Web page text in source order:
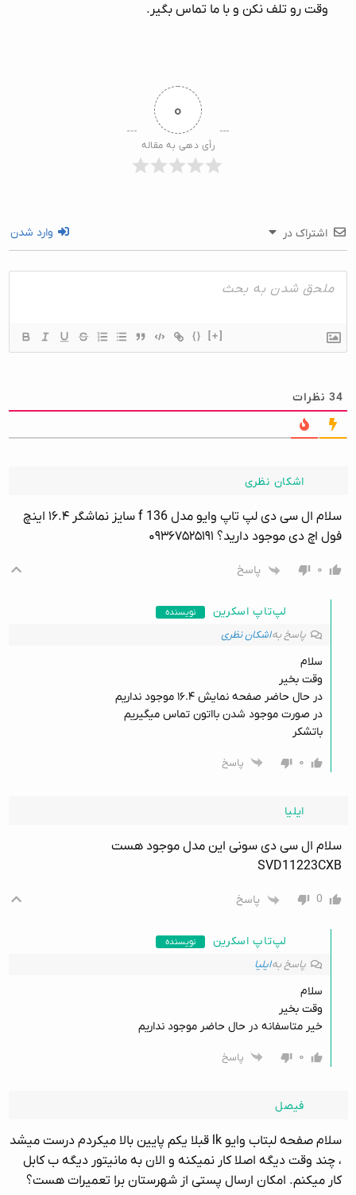
وقت رو تلف نکن و با ما تماس بگیر.
۰
رأی دهی به مقاله
اشتراک در وارد شدن
{} [+]
34 نظرات
اشکان نظری
سلام ال سی دی لپ تاپ وایو مدل f 136 سایز نماشگر ۱۶.۴ اینچ
فول اچ دی موجود دارید؟ ۰۹۳۶۷۵۲۵۱۹۱
۰ پاسخ
لپ‌تاپ اسکرین نویسنده
پاسخ بهاشکان نظری
سلام
وقت بخیر
در حال حاضر صفحه نمایش ۱۶.۴ موجود نداریم
در صورت موجود شدن بااتون تماس میگیریم
باتشکر
۰
پاسخ
ایلیا
سلام ال سی دی سونی این مدل موجود هست
SVD11223CXB
0 پاسخ
لپ‌تاپ اسکرین نویسنده
پاسخ بهایلیا
سلام
وقت بخیر
خیر متاسفانه در حال حاضر موجود نداریم
۰
پاسخ
فیصل
سلام صفحه لبتاب وایو lk قبلا یکم پایین بالا میکردم درست میشد
، چند وقت دیگه اصلا کار نمیکنه و الان به مانیتور دیگه ب کابل
کار میکنم. امکان ارسال پستی از شهرستان برا تعمیرات هست؟